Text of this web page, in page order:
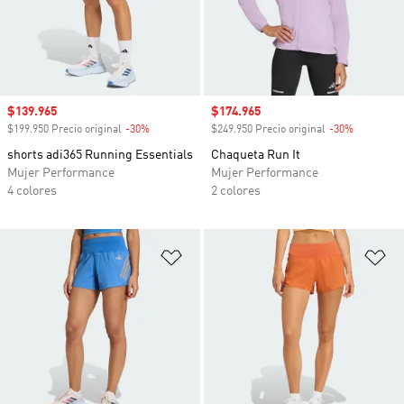
Precio de venta
$139.965
$199.950 Precio original -30%
shorts adi365 Running Essentials
Mujer Performance
4 colores
Precio de venta
$174.965
$249.950 Precio original -30%
Chaqueta Run It
Mujer Performance
2 colores
Añadir a la lista de deseos